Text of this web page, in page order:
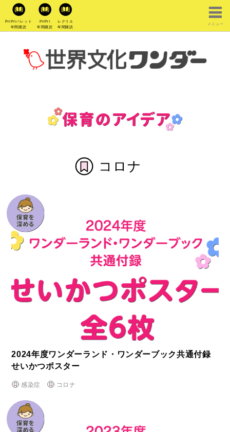
PriPriパレット
年間購読
PriPri
年間購読
レクリエ
年間購読
メニュー
コロナ
2024年度ワンダーランド・ワンダーブック共通付録
せいかつポスター
感染症 コロナ